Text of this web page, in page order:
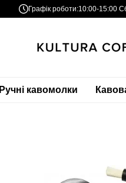
Графік роботи:10:00-15:00
Ручні кавомолки